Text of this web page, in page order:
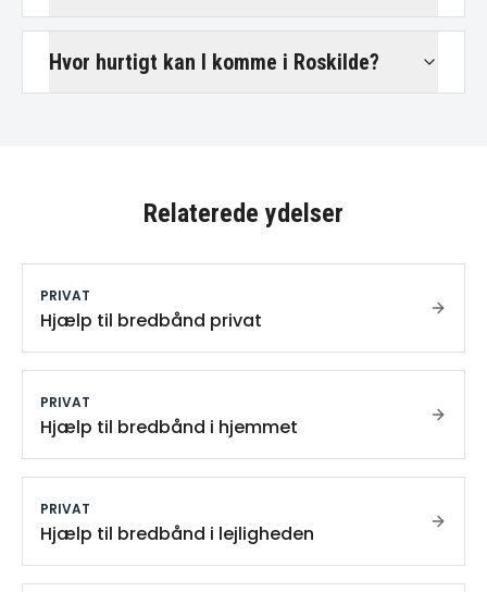
Hvor hurtigt kan I komme i Roskilde?
Relaterede ydelser
PRIVAT
Hjælp til bredbånd privat
PRIVAT
Hjælp til bredbånd i hjemmet
PRIVAT
Hjælp til bredbånd i lejligheden